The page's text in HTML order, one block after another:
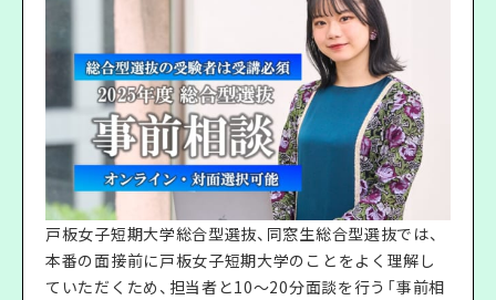
戸板女子短期大学総合型選抜、同窓生総合型選抜では、
本番の面接前に戸板女子短期大学のことをよく理解し
ていただくため、担当者と10～20分面談を行う「事前相